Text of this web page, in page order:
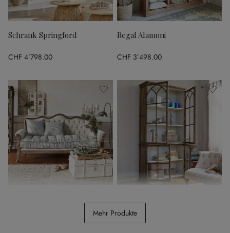
Schrank Springford
CHF 4’798.00
Regal Alamoni
CHF 3’498.00
CHF 2’498.00
Mehr Produkte